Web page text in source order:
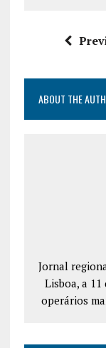
ABOUT THE
Jornal
Lisboa, a 11
operários